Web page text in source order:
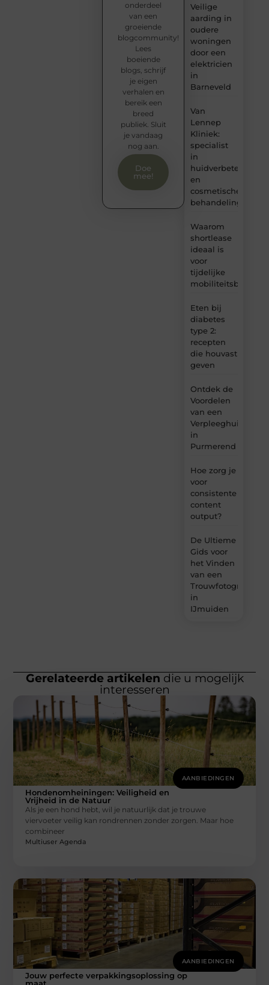
Veilige
aarding in
oudere
woningen
door een
elektricien
in
Barneveld
Van
Lennep
Kliniek:
specialist
in
huidverbetering
en
cosmetische
behandelingen
Waarom
shortlease
ideaal is
voor
tijdelijke
Eten bij
diabetes
type 2:
recepten
die houvast
geven
Ontdek de
Voordelen
van een
Verpleeghuis
in
Purmerend
Hoe zorg je
voor
consistente
content
output?
De Ultieme
Gids voor
het Vinden
van een
Trouwfotograaf
in
IJmuiden
onderdeel
van een
groeiende
blogcommunity!
Lees
boeiende
blogs, schrijf
je eigen
verhalen en
bereik een
breed
publiek. Sluit
je vandaag
nog aan.
Doe
mee!
Gerelateerde artikelen die u mogelijk
interesseren
AANBIEDINGEN
Hondenomheiningen: Veiligheid en
Vrijheid in de Natuur
Als je een hond hebt, wil je natuurlijk dat je trouwe
viervoeter veilig kan rondrennen zonder zorgen. Maar hoe
combineer
Multiuser Agenda
AANBIEDINGEN
Jouw perfecte verpakkingsoplossing op
maat